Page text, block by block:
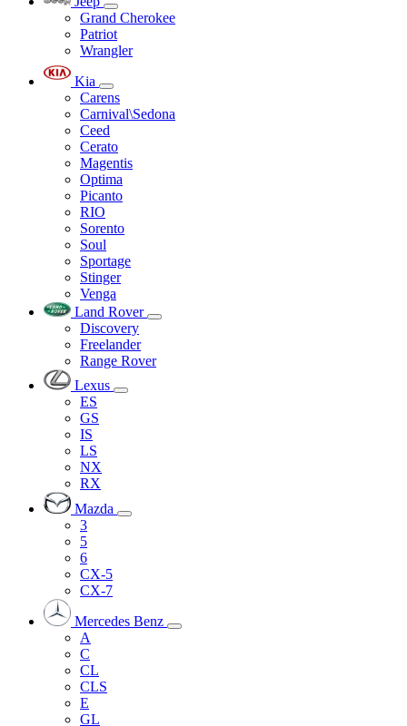
Grand Cherokee
Patriot
Wrangler
Kia
Carens
Carnival\Sedona
Ceed
Cerato
Magentis
Optima
Picanto
RIO
Sorento
Soul
Sportage
Stinger
Venga
Land Rover
Discovery
Freelander
Range Rover
Lexus
ES
GS
IS
LS
NX
RX
Mazda
3
5
6
CX-5
CX-7
Mercedes Benz
A
C
CL
CLS
E
GL